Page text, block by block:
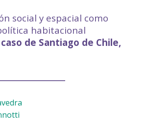
social y espacial como
habitacional
caso de Santiago de Chile,